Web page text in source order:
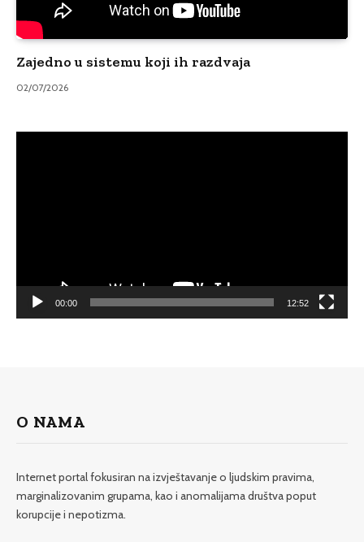
Zajedno u sistemu koji ih razdvaja
02/07/2026
00:00 12:52
O NAMA
Internet portal fokusiran na izvještavanje o ljudskim pravima,
marginalizovanim grupama, kao i anomalijama društva poput
korupcije i nepotizma.